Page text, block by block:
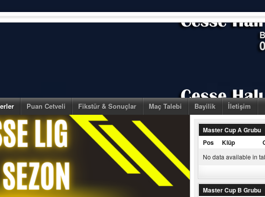
Puan Cetveli Fikstür & Sonuçlar Maç Talebi Bayilik İletişim
Master Cup A Grubu
Pos
Klüp
No data available in
Master Cup B Grubu